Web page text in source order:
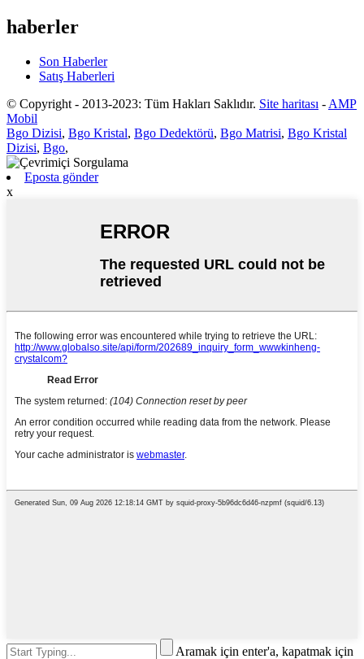
haberler
Son Haberler
Satış Haberleri
© Copyright - 2013-2023: Tüm Hakları Saklıdır. Site haritası - AMP
Mobil
Bgo Dizisi, Bgo Kristal, Bgo Dedektörü, Bgo Matrisi, Bgo Kristal
Dizisi, Bgo,
Eposta gönder
x
Aramak için enter'a, kapatmak için